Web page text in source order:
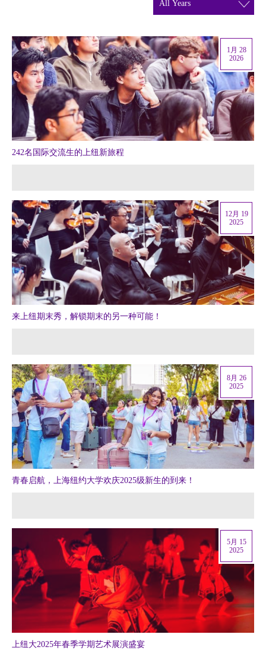
联系方式
支持我们
242名国际交流生的上纽新旅程
1月 28
2026
来上纽期末秀，解锁期末的另一种可能！
12月 19
2025
青春启航，上海纽约大学欢庆2025级新生的到来！
8月 26
2025
上纽大2025年春季学期艺术展演盛宴
5月 15
2025